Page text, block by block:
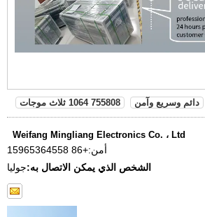
دائم وسريع وآمن 755808 1064 ثلاث موجات
Weifang Mingliang Electronics Co. ، Ltd
أمن:+86 15965364558
الشخص الذي يمكن الاتصال به:جوليا